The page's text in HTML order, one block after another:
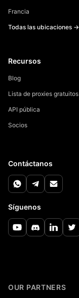
Francia
Todas las ubicaciones →
Recursos
Blog
Lista de proxies gratuitos
API pública
Socios
Contáctanos
Síguenos
OUR PARTNERS